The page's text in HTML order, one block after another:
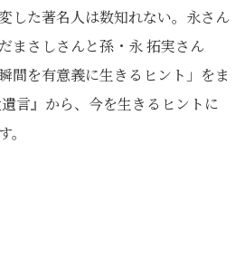
した著名人は数知れない。永さん
まさしさんと孫・永 拓実さん
間を有意義に生きるヒント」をま
言』から、今を生きるヒントに